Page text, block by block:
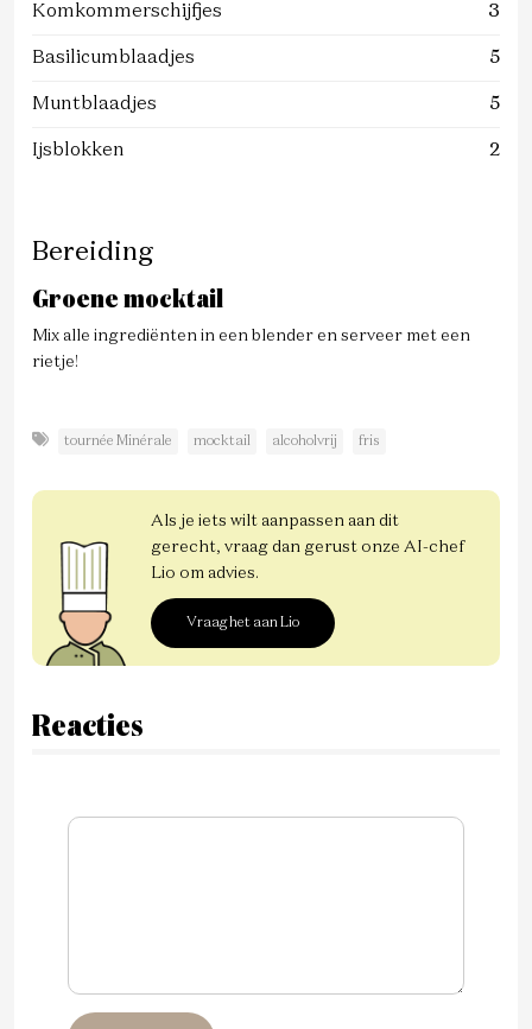
Komkommerschijfjes 3
Basilicumblaadjes 5
Muntblaadjes 5
Ijsblokken 2
Bereiding
Groene mocktail
Mix alle ingrediënten in een blender en serveer met een
rietje!
tournée Minérale mocktail alcoholvrij fris
Als je iets wilt aanpassen aan dit
gerecht, vraag dan gerust onze AI-chef
Lio om advies.
Vraag het aan Lio
Reacties